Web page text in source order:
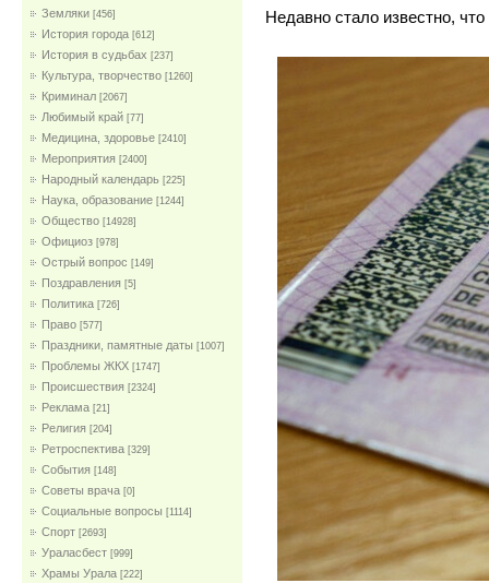
Земляки [456]
История города [612]
История в судьбах [237]
Культура, творчество [1260]
Криминал [2067]
Любимый край [77]
Медицина, здоровье [2410]
Мероприятия [2400]
Народный календарь [225]
Наука, образование [1244]
Общество [14928]
Официоз [978]
Острый вопрос [149]
Поздравления [5]
Политика [726]
Право [577]
Праздники, памятные даты [1007]
Проблемы ЖКХ [1747]
Проиcшествия [2324]
Реклама [21]
Религия [204]
Ретроспектива [329]
События [148]
Советы врача [0]
Социальные вопросы [1114]
Спорт [2693]
Ураласбест [999]
Храмы Урала [222]
Недавно стало известно,